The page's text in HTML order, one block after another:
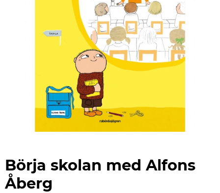
Börja skolan med Alfons
Åberg